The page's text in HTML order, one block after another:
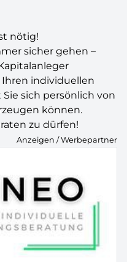
nötig!
sicher gehen –
individuellen
sich persönlich von
können.
zu dürfen!
Anzeigen / Werbepartner